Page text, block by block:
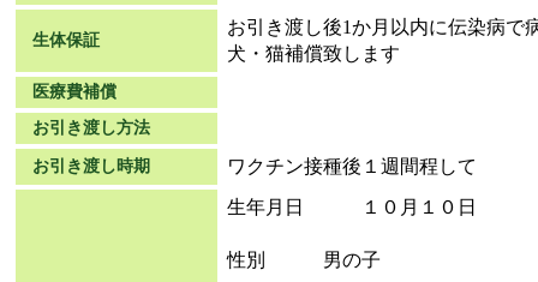
生体保証
お引き渡し後1か月以内に伝染病で
犬・猫補償致します
医療費補償
お引き渡し方法
お引き渡し時期
ワクチン接種後１週間程して
生年月日 １０月１０日
性別 男の子